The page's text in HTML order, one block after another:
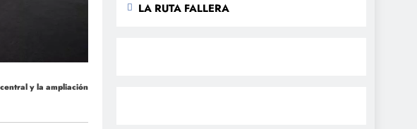
y la ampliación
LA RUTA FALLERA